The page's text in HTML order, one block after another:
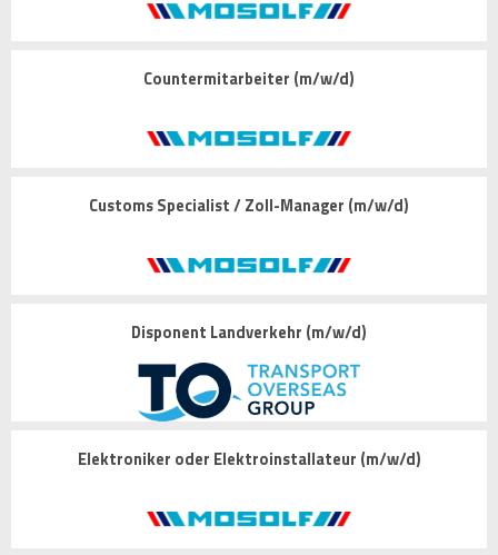
Countermitarbeiter (m/w/d)
Customs Specialist / Zoll-Manager (m/w/d)
Disponent Landverkehr (m/w/d)
Elektroniker oder Elektroinstallateur (m/w/d)